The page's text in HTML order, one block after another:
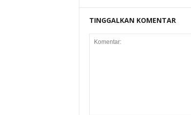
TINGGALKAN KOMENTAR